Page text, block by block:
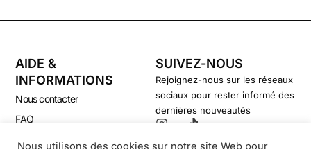
AIDE &
INFORMATIONS
Nous contacter
FAQ
SUIVEZ-NOUS
Rejoignez-nous sur les réseaux
sociaux pour rester informé des
dernières nouveautés
Nous utilisons des cookies sur notre site Web pour